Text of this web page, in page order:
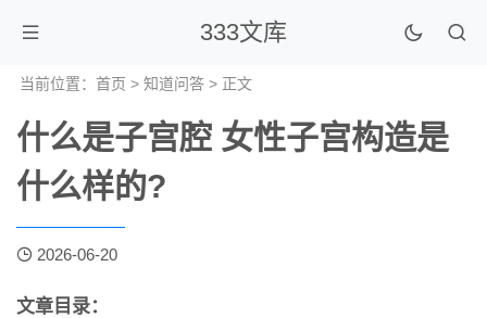
333文库
当前位置： 首页 > 知道问答 > 正文
什么是子宫腔 女性子宫构造是
什么样的?
2026-06-20
文章目录：